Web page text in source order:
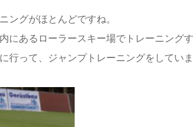
ングがほとんどですね。
にあるローラースキー場でトレーニング
行って、ジャンプトレーニングをしていま